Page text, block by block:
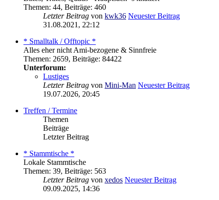
Themen: 44, Beiträge: 460
Letzter Beitrag von kwk36 Neuester Beitrag
31.08.2021, 22:12
* Smalltalk / Offtopic *
Alles eher nicht Ami-bezogene & Sinnfreie
Themen: 2659, Beiträge: 84422
Unterforum:
Lustiges
Letzter Beitrag von Mini-Man Neuester Beitrag
19.07.2026, 20:45
Treffen / Termine
Themen
Beiträge
Letzter Beitrag
* Stammtische *
Lokale Stammtische
Themen: 39, Beiträge: 563
Letzter Beitrag von xedos Neuester Beitrag
09.09.2025, 14:36